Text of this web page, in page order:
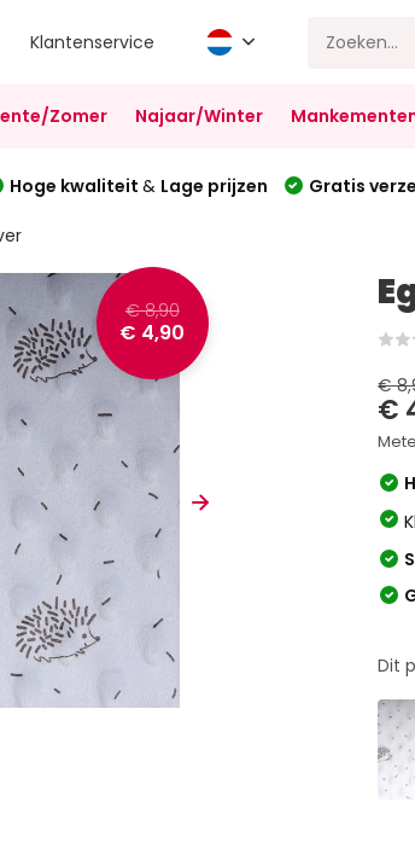
Klantenservice
Zomer Najaar/Winter
Hoge kwaliteit & Lage prijzen Gratis
€ 8,90
€ 4,90
€
€
Dit